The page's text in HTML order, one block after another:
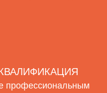
профессиональным